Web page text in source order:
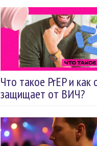
Что такое PrEP и как
защищает от ВИЧ?